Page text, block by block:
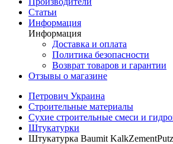
Статьи
Информация
Информация
Доставка и оплата
Политика безопасности
Возврат товаров и гарантии
Отзывы о магазине
Петрович Украина
Строительные материалы
Сухие строительные смеси и
Штукатурки
Штукатурка Baumit